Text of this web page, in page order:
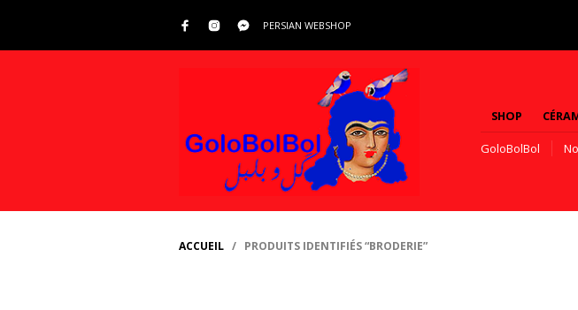
PERSIAN WEBSHOP
SHOP
GoloBolBol
ACCUEIL / PRODUITS IDENTIFIÉS “BRODERIE”